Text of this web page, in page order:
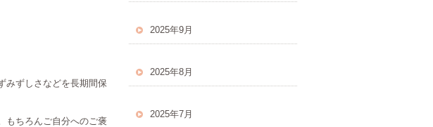
みずしさなどを長期間保
もちろんご自分へのご褒
2025年9月
2025年8月
2025年7月